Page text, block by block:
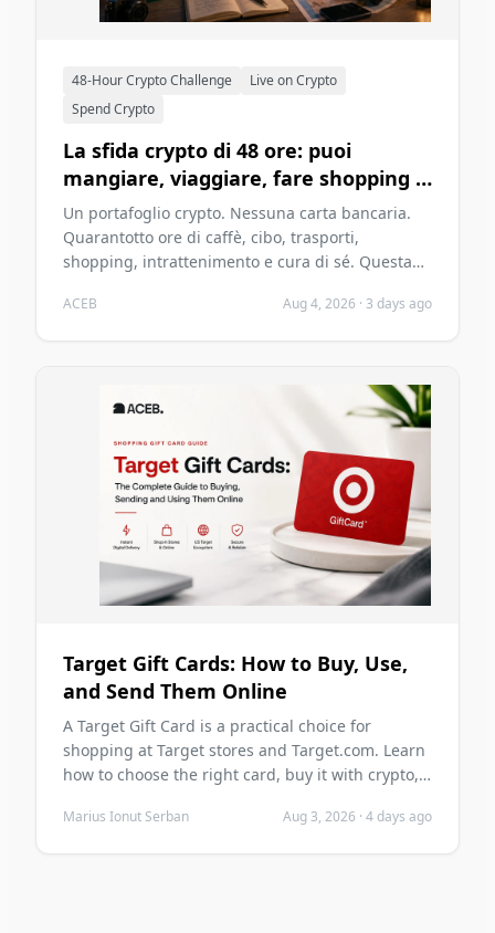
48-Hour Crypto Challenge
Live on Crypto
Spend Crypto
La sfida crypto di 48 ore: puoi
mangiare, viaggiare, fare shopping e
divertirti senza una carta bancaria
nel 2026?
Un portafoglio crypto. Nessuna carta bancaria.
Quarantotto ore di caffè, cibo, trasporti,
shopping, intrattenimento e cura di sé. Questa
possono sostenere due giorni ordinari senza
ACEB Aug 4, 2026 · 3 days ago
Target Gift Cards: How to Buy, Use,
and Send Them Online
A Target Gift Card is a practical choice for
shopping at Target stores and Target.com. Learn
how to choose the right card, buy it with crypto,
common mistakes before you purchase.
Marius Ionut Serban Aug 3, 2026 · 4 days ago